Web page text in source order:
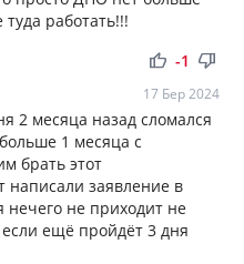
работать!!!
thumb_up thumb_down
-1
17 Бер 2024
2 месяца назад сломался
1 месяца с
брать этот
заявление в
нечего не приходит не
ещё пройдёт 3 дня